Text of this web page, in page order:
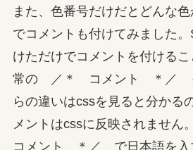
また、色番号だけだとどんな
でコメントも付けてみまし
けただけでコメントを付ける
常の ／＊ コメント ＊／
らの違いはcssを見ると分か
メントはcssに反映されま
コメント ＊／ で日本語を入